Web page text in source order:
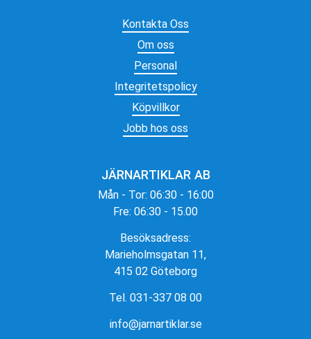
Kontakta Oss
Om oss
Personal
Integritetspolicy
Köpvillkor
Jobb hos oss
JÄRNARTIKLAR AB
Mån - Tor: 06:30 - 16:00
Fre: 06:30 - 15.00
Besöksadress:
Marieholmsgatan 11,
415 02 Göteborg
Tel. 031-337 08 00
info@jarnartiklar.se